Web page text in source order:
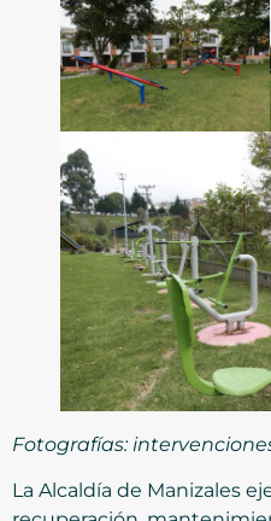
Fotografías:
La Alcaldía de Manizales